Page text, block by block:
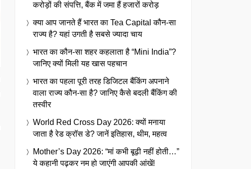
करोड़ों की संपत्ति, बैंक में जमा हैं हजारों करोड़
क्या आप जानते हैं भारत का Tea Capital कौन-सा
राज्य है? यहां उगती है सबसे ज्यादा चाय
भारत का कौन-सा शहर कहलाता है “Mini India”?
जानिए क्यों मिली यह खास पहचान
भारत का पहला पूरी तरह डिजिटल बैंकिंग अपनाने
वाला राज्य कौन-सा है? जानिए कैसे बदली बैंकिंग की
तस्वीर
World Red Cross Day 2026: क्यों मनाया
जाता है रेड क्रॉस डे? जानें इतिहास, थीम, महत्व
Mother’s Day 2026: “मां कभी बूढ़ी नहीं होती…”
ये कहानी पढ़कर नम हो जाएंगी आपकी आंखें!